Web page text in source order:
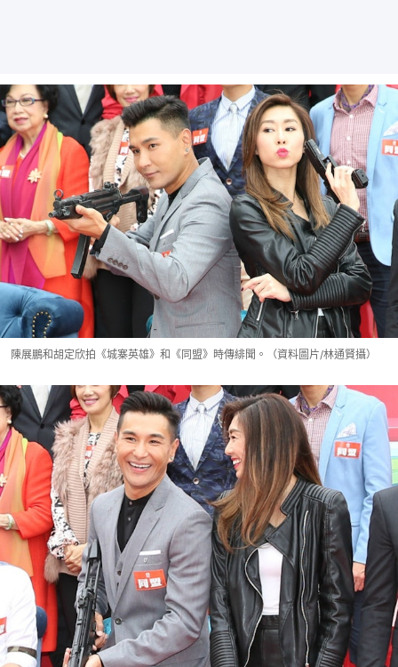
陳展鵬和胡定欣拍《城寨英雄》和《同盟》時傳緋聞。（資料圖片/林通賢攝）